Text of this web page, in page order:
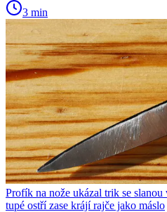
3 min
Profík na nože ukázal trik se
tupé ostří zase krájí rajče jako máslo